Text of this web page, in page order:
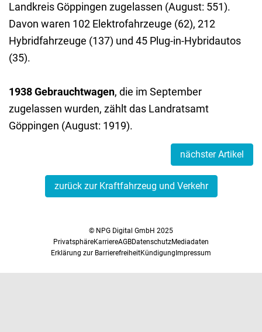
Landkreis Göppingen zugelassen (August: 551).
Davon waren 102 Elektrofahrzeuge (62), 212
Hybridfahrzeuge (137) und 45 Plug-in-Hybridautos
(35).
1938 Gebrauchtwagen, die im September
zugelassen wurden, zählt das Landratsamt
Göppingen (August: 1919).
nächster Artikel
zurück zur Kraftfahrzeug und Verkehr
© NPG Digital GmbH 2025
PrivatsphäreKarriereAGBDatenschutzMediadaten
Erklärung zur BarrierefreiheitKündigung Impressum